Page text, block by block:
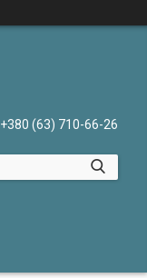
+380 (63) 710-66-26